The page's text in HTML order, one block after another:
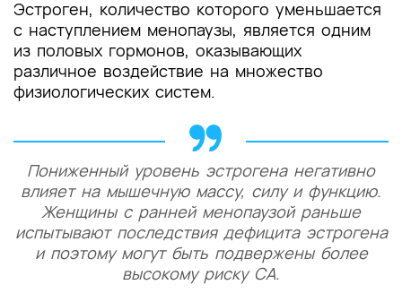
Эстроген, количество которого уменьшается
с наступлением менопаузы, является одним
из половых гормонов, оказывающих
различное воздействие на множество
физиологических систем.
Пониженный уровень эстрогена негативно
влияет на мышечную массу, силу и функцию.
Женщины с ранней менопаузой раньше
испытывают последствия дефицита эстрогена
и поэтому могут быть подвержены более
высокому риску СА.